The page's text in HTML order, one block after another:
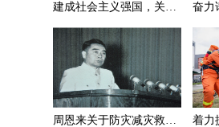
建成社会主义强国，关键在于实现科学技术现代化
周恩来关于防灾减灾救灾的一组论述